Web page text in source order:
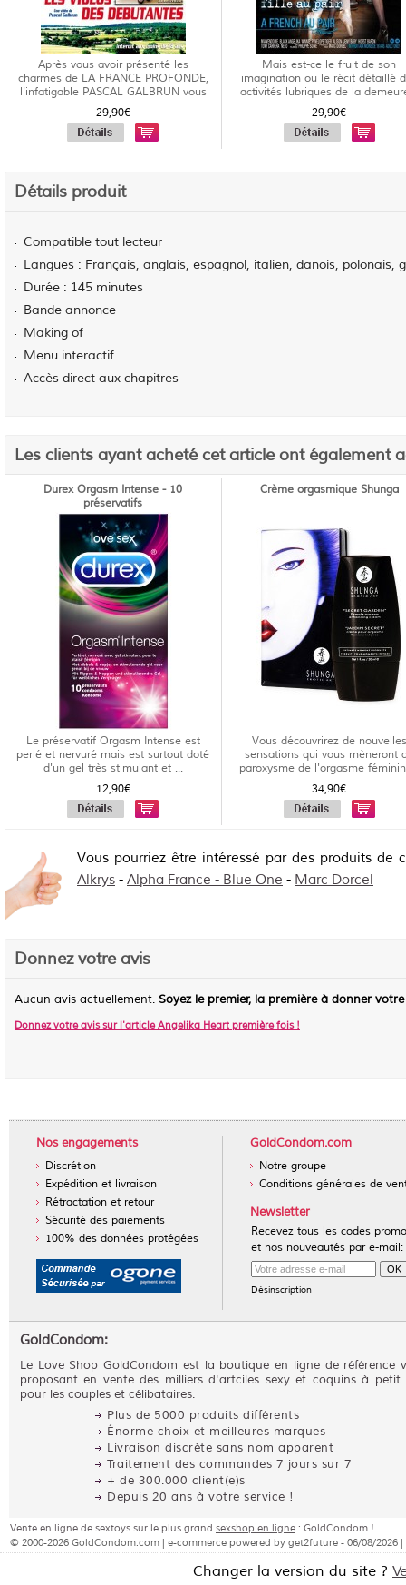
Après vous avoir présenté les
charmes de LA FRANCE PROFONDE,
l'infatigable PASCAL GALBRUN vous
propo...
29,90€
Mais est-ce le fruit de son
imagination ou le récit détaillé
activités lubriques de la
29,90€
Détails produit
Compatible tout lecteur
Langues : Français, anglais, espagnol, italien, danois, polonais,
Durée : 145 minutes
Bande annonce
Making of
Menu interactif
Accès direct aux chapitres
Les clients ayant acheté cet article ont également
Durex Orgasm Intense - 10
préservatifs
Le préservatif Orgasm Intense est
perlé et nervuré mais est surtout doté
d'un gel très stimulant et ...
12,90€
Crème orgasmique Shunga
Vous découvrirez de nouvelles
sensations qui vous mèneront
paroxysme de l'orgasme
uti...
34,90€
Vous pourriez être intéressé par des produits de
Alkrys - Alpha France - Blue One - Marc Dorcel
Donnez votre avis
Aucun avis actuellement. Soyez le premier, la première à donner
Donnez votre avis sur l'articleAngelika Heart première fois!
Nos engagements
Discrétion
Expédition et livraison
Rétractation et retour
Sécurité des paiements
100% des données protégées
GoldCondom.com
Notre groupe
Conditions générales de
Newsletter
Recevez tous les codes
et nos nouveautés par e-mail:
Désinscription
GoldCondom:
Le Love Shop GoldCondom est la boutique en ligne de référence
proposant en vente des milliers d'artciles sexy et coquins à petit
pour les couples et célibataires.
Plus de 5000 produits différents
Énorme choix et meilleures marques
Livraison discrète sans nom apparent
Traitement des commandes 7 jours sur 7
+ de 300.000 client(e)s
Depuis 20 ans à votre service !
Vente en ligne de sextoys sur le plus grand sexshop en ligne : GoldCondom !
© 2000-2026 GoldCondom.com | e-commerce powered by get2future - 06/08/2026 |
Changer la version du site ?